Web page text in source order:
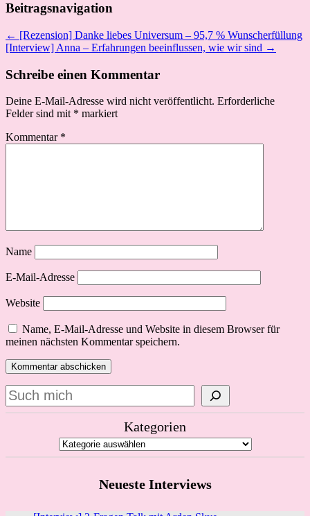
Beitragsnavigation
← [Rezension] Danke liebes Universum – 95,7 % Wunscherfüllung
[Interview] Anna – Erfahrungen beeinflussen, wie wir sind →
Schreibe einen Kommentar
Deine E-Mail-Adresse wird nicht veröffentlicht. Erforderliche
Felder sind mit * markiert
Kommentar *
Name
E-Mail-Adresse
Website
Name, E-Mail-Adresse und Website in diesem Browser für
meinen nächsten Kommentar speichern.
Suchen
Kategorien
Neueste Interviews